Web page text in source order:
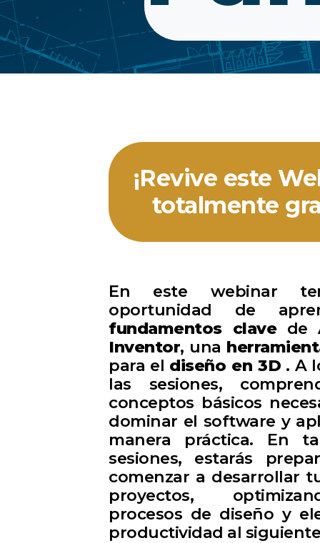
¡Revive este
totalmente
En este webinar
oportunidad de
fundamentos clavede
Inventor, una
para el diseño en 3D . A
las sesiones,
conceptos básicos
dominar el software y
manera práctica. En
sesiones, estarás
comenzar a desarrollar
proyectos,
procesos de diseño y
productividad al